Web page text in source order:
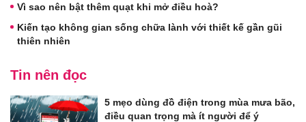
Vì sao nên bật thêm quạt khi mở điều hoà?
Kiến tạo không gian sống chữa lành với thiết kế gần gũi
thiên nhiên
Tin nên đọc
5 mẹo dùng đồ điện trong mùa mưa bão,
điều quan trọng mà ít người để ý